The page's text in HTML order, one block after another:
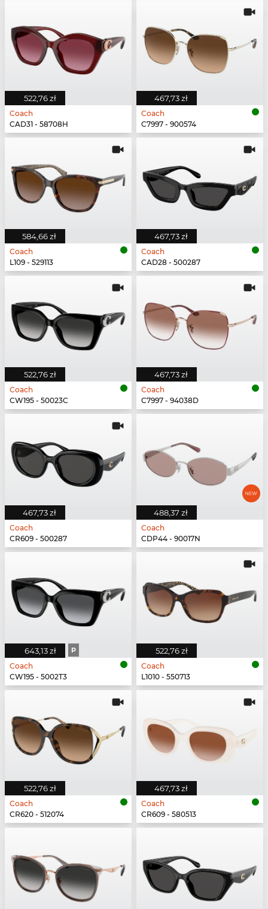
522,76 zł
Coach
CAD31 - 58708H
467,73 zł
Coach
C7997 - 900574
584,66 zł
Coach
L109 - 529113
467,73 zł
Coach
CAD28 - 500287
522,76 zł
Coach
CW195 - 50023C
467,73 zł
Coach
C7997 - 94038D
467,73 zł
Coach
CR609 - 500287
488,37 zł
Coach
CDP44 - 90017N
643,13 zł P
Coach
CW195 - 5002T3
522,76 zł
Coach
L1010 - 550713
522,76 zł
Coach
CR620 - 512074
467,73 zł
Coach
CR609 - 580513